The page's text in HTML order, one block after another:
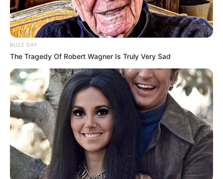
de saúde e a demanda por leitos hospitalares em algumas
localidades.
Papel estratégico dos ACS e ACE
Diante desse cenário, os Agentes Comunitários de Saúde e os
Agentes de Combate às Endemiasdesempenham papel
fundamental na orientação das famílias.
BUZZ DAY
The Tragedy Of Robert Wagner Is Truly Very Sad